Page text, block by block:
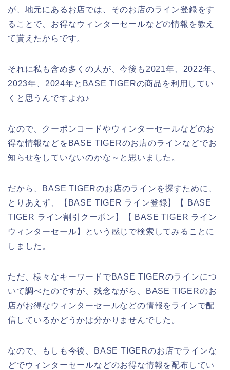
が、地元にあるお店では、そのお店のライン登録をす
ることで、お得なウィンターセールなどの情報を教え
て貰えたからです。
それに私も含め多くの人が、今後も2021年、2022年、
2023年、2024年とBASE TIGERの商品を利用してい
くと思うんですよね♪
なので、クーポンコードやウィンターセールなどのお
得な情報などをBASE TIGERのお店のラインなどでお
知らせをしていないのかな～と思いました。
だから、BASE TIGERのお店のラインを探すために、
とりあえず、【BASE TIGER ライン登録】【 BASE
TIGER ライン割引クーポン】【 BASE TIGER ライン
ウィンターセール】という感じで検索してみることに
しました。
ただ、様々なキーワードでBASE TIGERのラインにつ
いて調べたのですが、残念ながら、BASE TIGERのお
店がお得なウィンターセールなどの情報をラインで配
信しているかどうかは分かりませんでした。
なので、もしも今後、BASE TIGERのお店でラインな
どでウィンターセールなどのお得な情報を配布してい